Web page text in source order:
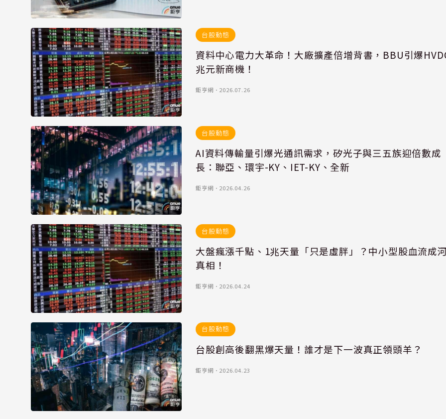
台股動態
資料中心電力大革命！大廠擴產倍增背書，BBU引爆
兆元新商機！
鉅亨網 ． 2026.07.26
台股動態
AI資料傳輸量引爆光通訊需求，矽光子與三五族迎倍數成
長：聯亞、環宇-KY、IET-KY、全新
鉅亨網 ． 2026.04.26
台股動態
大盤瘋漲千點、1兆天量「只是虛胖」？中小型股血流成
真相！
鉅亨網 ． 2026.04.24
台股動態
台股創高後翻黑爆天量！誰才是下一波真正領頭羊？
鉅亨網 ． 2026.04.23